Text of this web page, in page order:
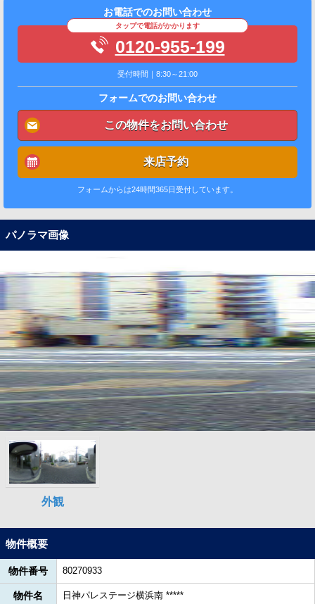
お電話でのお問い合わせ
タップで電話がかかります
0120-955-199
受付時間｜8:30～21:00
フォームでのお問い合わせ
この物件をお問い合わせ
来店予約
フォームからは24時間365日受付しています。
パノラマ画像
物件概要
物件番号 80270933
物件名 日神パレステージ横浜南 *****